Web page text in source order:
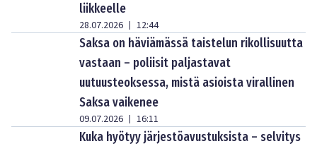
liikkeelle
28.07.2026 | 12:44
Saksa on häviämässä taistelun rikollisuutta
vastaan – poliisit paljastavat
uutuusteoksessa, mistä asioista virallinen
Saksa vaikenee
09.07.2026 | 16:11
Kuka hyötyy järjestöavustuksista – selvitys